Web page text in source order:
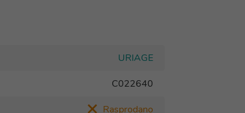
URIAGE
C022640
Rasprodano